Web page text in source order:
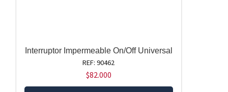
Interruptor Impermeable On/Off Universal
REF: 90462
$82.000